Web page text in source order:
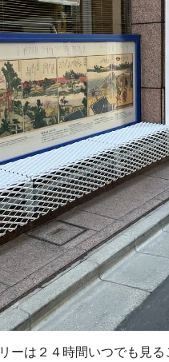
ーは２４時間いつでも見